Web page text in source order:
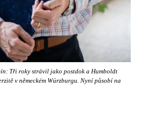
Tři roky strávil jako postdok a Humboldt
v německém Würzburgu. Nyní působí na